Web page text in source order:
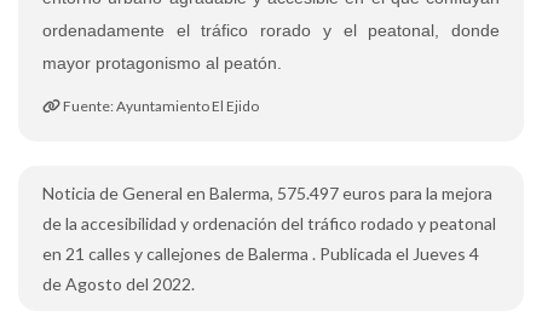
ordenadamente el tráfico rorado y el peatonal, donde
mayor protagonismo al peatón.
Fuente: Ayuntamiento El Ejido
Noticia de General en Balerma, 575.497 euros para la mejora
de la accesibilidad y ordenación del tráfico rodado y peatonal
en 21 calles y callejones de Balerma . Publicada el Jueves 4
de Agosto del 2022.